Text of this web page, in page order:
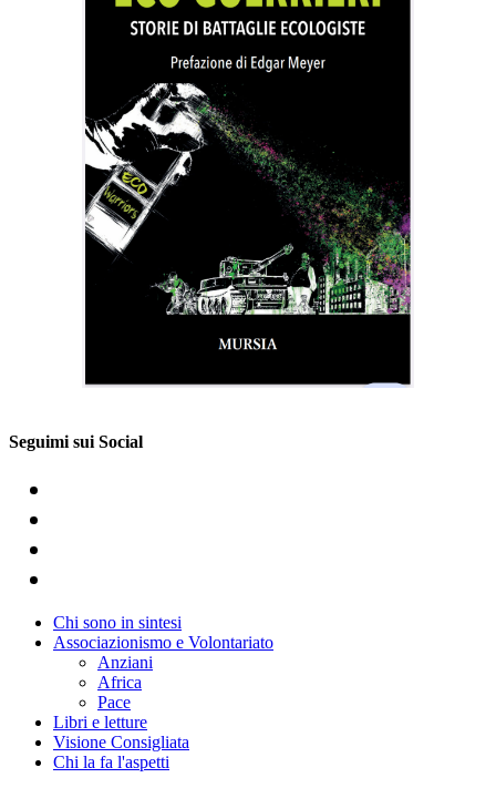
Seguimi sui Social
Chi sono in sintesi
Associazionismo e Volontariato
Anziani
Africa
Pace
Libri e letture
Visione Consigliata
Chi la fa l'aspetti